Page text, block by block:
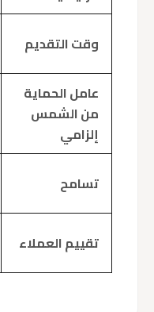
وقت التقديم
عامل الحماية
من الشمس
إلزامي
تسامح
تقييم العملاء